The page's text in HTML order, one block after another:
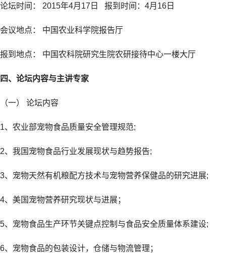
论坛时间： 2015年4月17日 报到时间：4月16日
会议地点： 中国农业科学院报告厅
报到地点： 中国农科院研究生院农研接待中心一楼大厅
四、论坛内容与主讲专家
（一） 论坛内容
1、农业部宠物食品质量安全管理规范;
2、我国宠物食品行业发展现状与趋势报告;
3、宠物天然有机粮配方技术与宠物营养保健品的研究进展;
4、美国宠物营养研究现状与进展；
5、宠物食品生产环节关键点控制与食品安全质量体系建设;
6、宠物食品的包装设计，仓储与物流管理；